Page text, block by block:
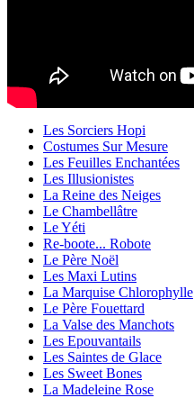
Les Sorciers Hopi
Costumes Sur Mesure
Les Feuilles Enchantées
Les Illusionistes
La Reine des Neiges
Le Chambellâtre
Le Yéti
Re-boote... Robote
Le Père Noël
Les Maxi Lutins
La Marquise Chlorophylle
Le Père Fouettard
La Valse des Manchots
Les Epouvantails
Les Saintes de Glace
Les Sweet Bones
La Madeleine Rose